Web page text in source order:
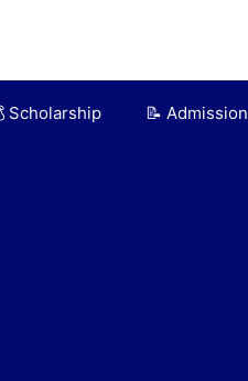
Scholarship 📝 Admission